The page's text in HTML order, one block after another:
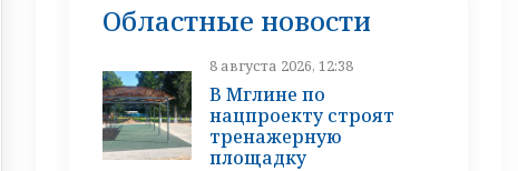
Областные новости
8 августа 2026, 12:38
В Мглине по
нацпроекту строят
тренажерную
площадку